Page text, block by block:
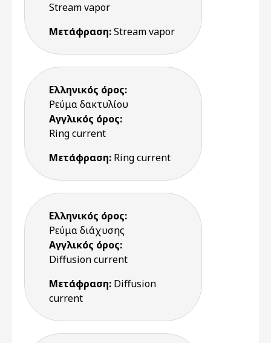
Stream vapor
Μετάφραση:Stream vapor
Ελληνικός όρος:
Ρεύμα δακτυλίου
Αγγλικός όρος:
Ring current
Μετάφραση: Ring current
Ελληνικός όρος:
Ρεύμα διάχυσης
Αγγλικός όρος:
Diffusion current
Μετάφραση: Diffusion
current